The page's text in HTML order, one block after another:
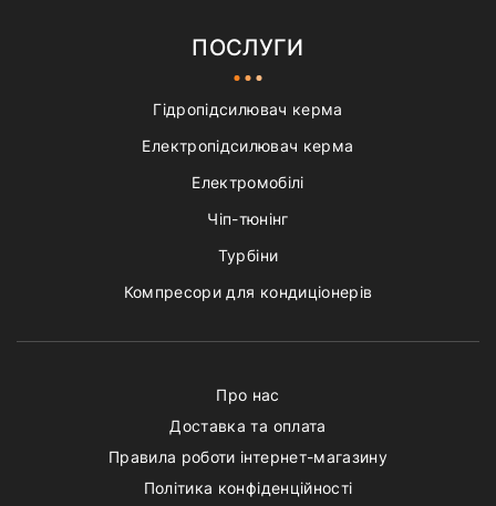
ПОСЛУГИ
Гідропідсилювач керма
Електропідсилювач керма
Електромобілі
Чіп-тюнінг
Турбіни
Компресори для кондиціонерів
Про нас
Доставка та оплата
Правила роботи інтернет-магазину
Політика конфіденційності